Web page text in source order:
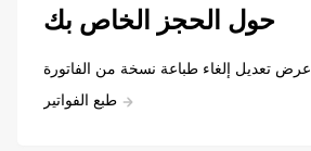
حول الحجز الخاص بك
عرض تعديل إلغاء طباعة نسخة من الفاتورة
طبع الفواتير